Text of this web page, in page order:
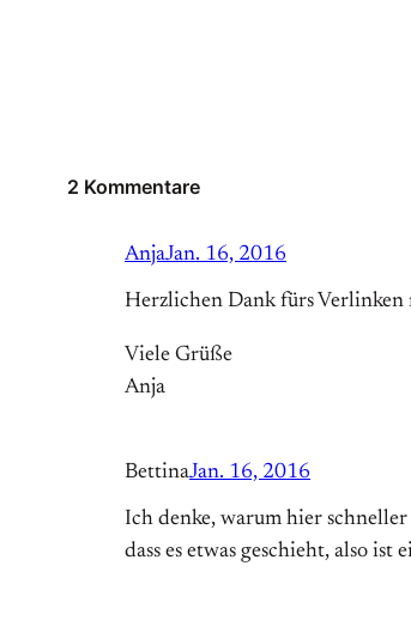
2 Kommentare
AnjaJan. 16, 2016
Herzlichen Dank fürs
Viele Grüße
Anja
BettinaJan. 16, 2016
Ich denke, warum hier
dass es etwas geschieht, also